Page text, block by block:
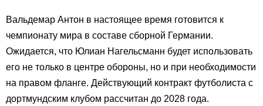
Вальдемар Антон в настоящее время готовится к
чемпионату мира в составе сборной Германии.
Ожидается, что Юлиан Нагельсманн будет использовать
его не только в центре обороны, но и при необходимости
на правом фланге. Действующий контракт футболиста с
дортмундским клубом рассчитан до 2028 года.